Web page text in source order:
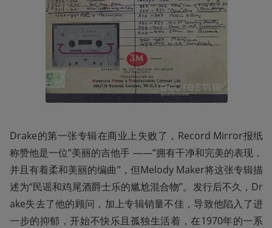
Drake的第一张专辑在商业上失败了，Record Mirror报纸
称赞他是一位“美丽的吉他手 ——“拥有干净和完美的表现，
并且有着柔和美丽的编曲”，但Melody Maker将这张专辑描
述为“民谣和鸡尾酒爵士乐的尴尬混合物”。发行后不久，Dr
ake失去了他的顾问，加上专辑销量不佳，导致他陷入了进
一步的抑郁，开始不快乐且孤独生活着，在1970年的一系